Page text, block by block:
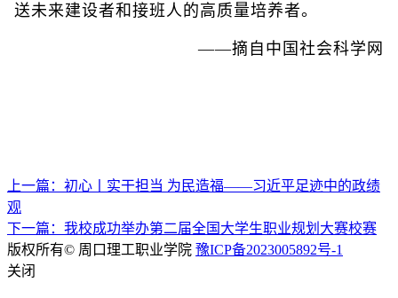
送未来建设者和接班人的高质量培养者。
——摘自中国社会科学网
上一篇：初心丨实干担当 为民造福——习近平足迹中的政绩
观
下一篇：我校成功举办第二届全国大学生职业规划大赛校赛
版权所有© 周口理工职业学院 豫ICP备2023005892号-1
关闭